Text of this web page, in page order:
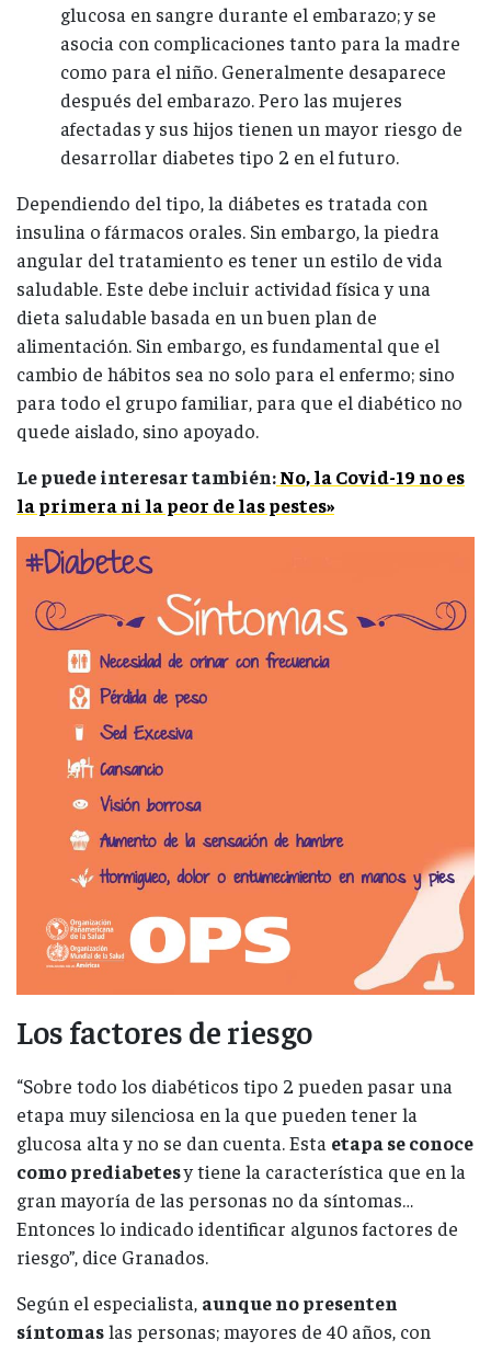
glucosa en sangre durante el embarazo; y se
asocia con complicaciones tanto para la madre
como para el niño. Generalmente desaparece
después del embarazo. Pero las mujeres
afectadas y sus hijos tienen un mayor riesgo de
desarrollar diabetes tipo 2 en el futuro.
Dependiendo del tipo, la diábetes es tratada con
insulina o fármacos orales. Sin embargo, la piedra
angular del tratamiento es tener un estilo de vida
saludable. Este debe incluir actividad física y una
dieta saludable basada en un buen plan de
alimentación. Sin embargo, es fundamental que el
cambio de hábitos sea no solo para el enfermo; sino
para todo el grupo familiar, para que el diabético no
quede aislado, sino apoyado.
Le puede interesar también:No, la Covid-19 no es
la primera ni la peor de las pestes»
Los factores de riesgo
“Sobre todo los diabéticos tipo 2 pueden pasar una
etapa muy silenciosa en la que pueden tener la
glucosa alta y no se dan cuenta. Esta etapa se conoce
como prediabetesy tiene la característica que en la
gran mayoría de las personas no da síntomas…
Entonces lo indicado identificar algunos factores de
riesgo”, dice Granados.
Según el especialista, aunque no presenten
síntomaslas personas; mayores de 40 años, con